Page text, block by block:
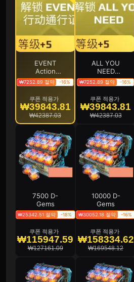
EVENT
Action
Pass
（Level
+5）
₩7252.89 절약 -16%
쿠폰 적용가
₩39843.81
₩42387.03
ALL YOU
NEED
Action
Pass
(Level +5)
₩7252.89 절약 -16%
쿠폰 적용가
₩39843.81
₩42387.03
7500 D-
Gems
₩25342.51 절약 -18%
쿠폰 적용가
₩115947.59
₩127161.09
10000 D-
Gems
₩30052.18 절약 -16%
쿠폰 적용가
₩158334.62
₩169548.12